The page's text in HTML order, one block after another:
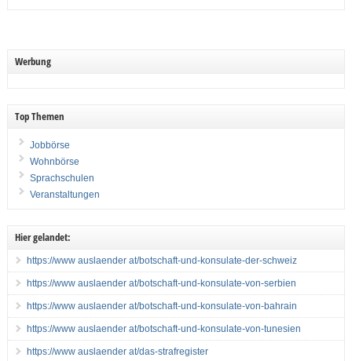
Werbung
Top Themen
Jobbörse
Wohnbörse
Sprachschulen
Veranstaltungen
Hier gelandet:
https://www auslaender at/botschaft-und-konsulate-der-schweiz
https://www auslaender at/botschaft-und-konsulate-von-serbien
https://www auslaender at/botschaft-und-konsulate-von-bahrain
https://www auslaender at/botschaft-und-konsulate-von-tunesien
https://www auslaender at/das-strafregister